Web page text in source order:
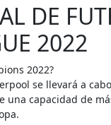
DE
2022
2022?
se llevará a
capacidad de